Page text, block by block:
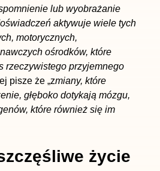
lub wyobrażanie
aktywuje wiele tych
motorycznych,
ośrodków, które
rzeczywistego przyjemnego
pisze że „zmiany, które
głęboko dotykają mózgu,
które również się im
życie